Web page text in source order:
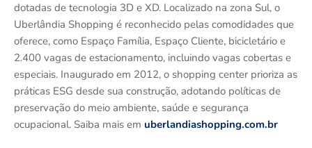
dotadas de tecnologia 3D e XD. Localizado na zona Sul, o
Uberlândia Shopping é reconhecido pelas comodidades que
oferece, como Espaço Família, Espaço Cliente, bicicletário e
2.400 vagas de estacionamento, incluindo vagas cobertas e
especiais. Inaugurado em 2012, o shopping center prioriza as
práticas ESG desde sua construção, adotando políticas de
preservação do meio ambiente, saúde e segurança
ocupacional. Saiba mais em uberlandiashopping.com.br